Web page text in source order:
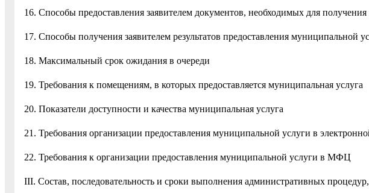
16. Способы предоставления заявителем документов, необходимых для
17. Способы получения заявителем результатов предоставления муниципальной
18. Максимальный срок ожидания в очереди
19. Требования к помещениям, в которых предоставляется муниципальная услуга
20. Показатели доступности и качества муниципальная услуга
21. Требования организации предоставления муниципальной услуги в
22. Требования к организации предоставления муниципальной услуги в МФЦ
III. Состав, последовательность и сроки выполнения административных